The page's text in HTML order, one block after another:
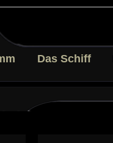
Das Schiff